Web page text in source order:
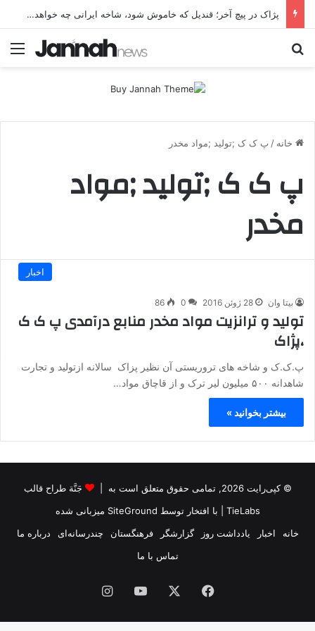
پژاک در پیچ آخر؛ قندیل که خاموش شود، شاخه ایرانی چه خواهد کرد؟
خانه / پ ک ک ;تولید ;مواد مخدر
پ ک ک ;تولید ;مواد
مخدر
اخبار
بیتا وان 28 ژوئن 2016 0
86
تولید و ترانزیت مواد مخدر منابع درآمدی پ ک ک
،پژاک
پ.ک.ک و شاخه های تروریستی آن نظیر پزاک سالانه ازتولید و تجارت
شاهدانه ۵۰۰ میلیون لیر ترک و از قاچاق مواد…
بیشتر بخوانید »
© کپی‌رایت 2026, تمامی حقوق متعلق است به |
جَنَّة طراح قالب
TieLabs | با افتخار توسط SiteGround میزبانی شده
خانه
اخبار یادداشت روز گزارشگر فرهنگستان چندرسانه‌ای
درباره ما
تماس با ما
فیس
بوک
یوتیوب